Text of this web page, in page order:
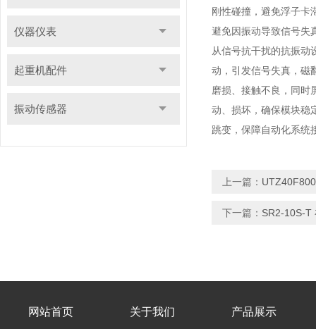
仪器仪表
起重机配件
振动传感器
刚性碰撞，避免浮子卡
避免因振动导致信号失
从信号抗干扰的抗振动
动，引发信号失真，磁
磨损、接触不良，同时
动、损坏，确保模块稳
跳变，保障自动化系统
上一篇：
下一篇： SR2-10S-T
网站首页 关于我们 产品展示